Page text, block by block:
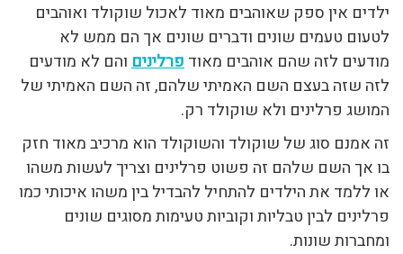
ילדים אין ספק שאוהבים מאוד לאכול שוקולד ואוהבים
לטעום טעמים שונים ודברים שונים אך הם ממש לא
מודעים לזה שהם אוהבים מאודפרליניםוהם לא מודעים
לזה שזה בעצם השם האמיתי שלהם, זה השם האמיתי של
המושג פרלינים ולא שוקולד רק.
זה אמנם סוג של שוקולד והשוקולד הוא מרכיב מאוד חזק
בו אך השם שלהם זה פשוט פרלינים וצריך לעשות משהו
או ללמד את הילדים להתחיל להבדיל בין משהו איכותי כמו
פרלינים לבין טבליות וקוביות טעימות מסוגים שונים
ומחברות שונות.